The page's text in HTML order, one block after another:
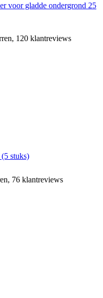
voor gladde ondergrond 25
120 klantreviews
stuks)
76 klantreviews